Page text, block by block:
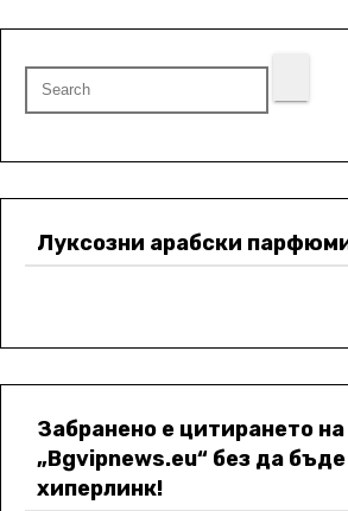
Луксозни арабски
Забранено е цитирането на
„Bgvipnews.eu“ без да
хиперлинк!